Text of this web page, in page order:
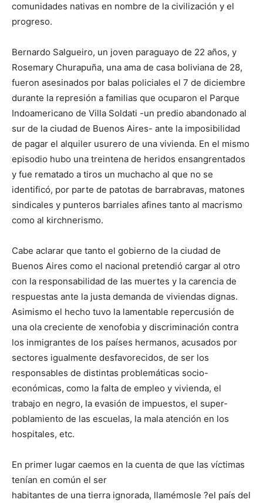
comunidades nativas en nombre de la civilización y el
progreso.
Bernardo Salgueiro, un joven paraguayo de 22 años, y
Rosemary Churapuña, una ama de casa boliviana de 28,
fueron asesinados por balas policiales el 7 de diciembre
durante la represión a familias que ocuparon el Parque
Indoamericano de Villa Soldati -un predio abandonado al
sur de la ciudad de Buenos Aires- ante la imposibilidad
de pagar el alquiler usurero de una vivienda. En el mismo
episodio hubo una treintena de heridos ensangrentados
y fue rematado a tiros un muchacho al que no se
identificó, por parte de patotas de barrabravas, matones
sindicales y punteros barriales afines tanto al macrismo
como al kirchnerismo.
Cabe aclarar que tanto el gobierno de la ciudad de
Buenos Aires como el nacional pretendió cargar al otro
con la responsabilidad de las muertes y la carencia de
respuestas ante la justa demanda de viviendas dignas.
Asimismo el hecho tuvo la lamentable repercusión de
una ola creciente de xenofobia y discriminación contra
los inmigrantes de los países hermanos, acusados por
sectores igualmente desfavorecidos, de ser los
responsables de distintas problemáticas socio-
económicas, como la falta de empleo y vivienda, el
trabajo en negro, la evasión de impuestos, el super-
poblamiento de las escuelas, la mala atención en los
hospitales, etc.
En primer lugar caemos en la cuenta de que las víctimas
tenían en común el ser
habitantes de una tierra ignorada, llamémosle ?el país del